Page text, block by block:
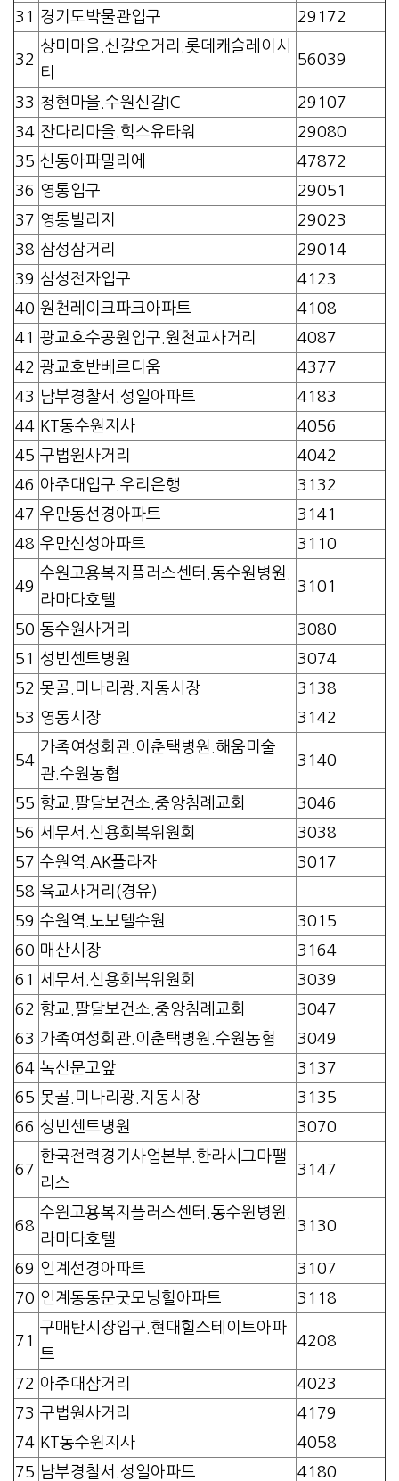
31 경기도박물관입구 29172
32
상미마을.신갈오거리.롯데캐슬레이시
티
56039
33 청현마을.수원신갈IC
29107
34 잔다리마을.힉스유타워
29080
35 신동아파밀리에
47872
36 영통입구
29051
37 영통빌리지
29023
38 삼성삼거리
29014
39 삼성전자입구
4123
40 원천레이크파크아파트
4108
41
광교호수공원입구.원천교사거리
4087
42 광교호반베르디움
4377
43 남부경찰서.성일아파트
4183
44 KT동수원지사
4056
45 구법원사거리
4042
46 아주대입구.우리은행
3132
47 우만동선경아파트
3141
48 우만신성아파트 3110
49
수원고용복지플러스센터.동수원병원.
라마다호텔
3101
50 동수원사거리
3080
51
성빈센트병원
3074
52 못골.미나리광.지동시장
3138
53 영동시장 3142
54
가족여성회관.이춘택병원.해움미술
관.수원농협
3140
55 향교.팔달보건소.중앙침례교회
3046
56 세무서.신용회복위원회
3038
57 수원역.AK플라자
3017
58 육교사거리(경유)
59 수원역.노보텔수원
3015
60 매산시장
3164
61
세무서.신용회복위원회
3039
62 향교.팔달보건소.중앙침례교회
3047
63 가족여성회관.이춘택병원.수원농협
3049
64 녹산문고앞
3137
65 못골.미나리광.지동시장
3135
66 성빈센트병원 3070
67
한국전력경기사업본부.한라시그마팰
리스
3147
68
수원고용복지플러스센터.동수원병원.
라마다호텔
3130
69 인계선경아파트
3107
70 인계동동문굿모닝힐아파트 3118
71
구매탄시장입구.현대힐스테이트아파
트
4208
72 아주대삼거리
4023
73 구법원사거리
4179
74 KT동수원지사
4058
75 남부경찰서.성일아파트
4180